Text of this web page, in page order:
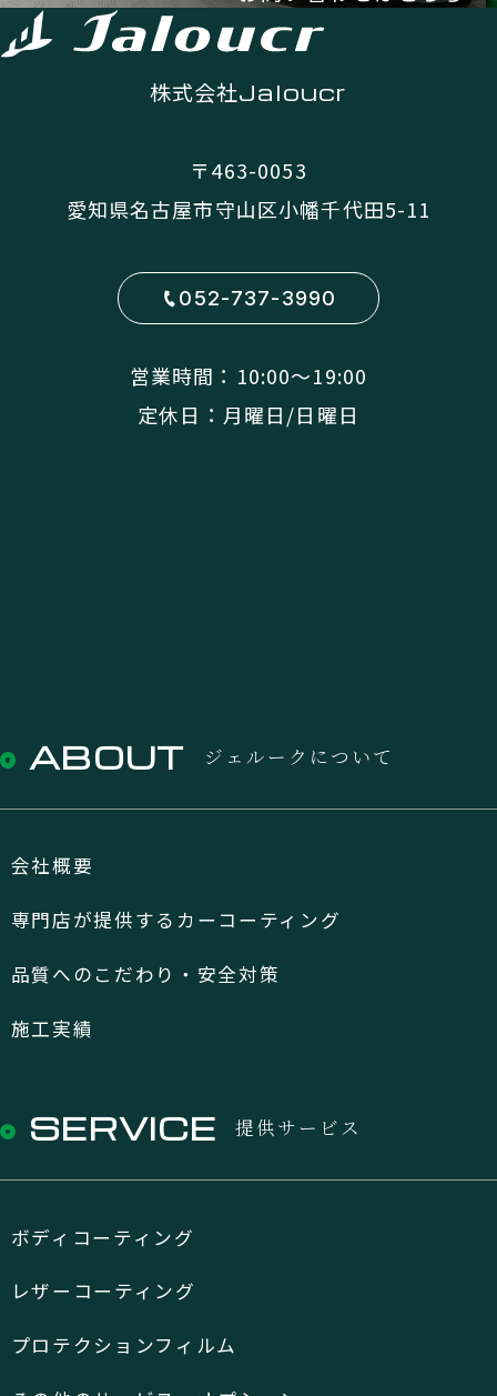
株式会社Jaloucr
〒463-0053
愛知県名古屋市守山区小幡千代田5-11
052-737-3990
営業時間：10:00〜19:00
定休日：月曜日/日曜日
ABOUT ジェルークについて
会社概要
専門店が提供するカーコーティング
品質へのこだわり・安全対策
施工実績
SERVICE 提供サービス
ボディコーティング
レザーコーティング
プロテクションフィルム